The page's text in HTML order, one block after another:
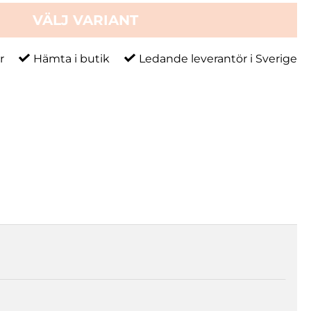
VÄLJ VARIANT
Hämta i butik Ledande leverantör i Sverige